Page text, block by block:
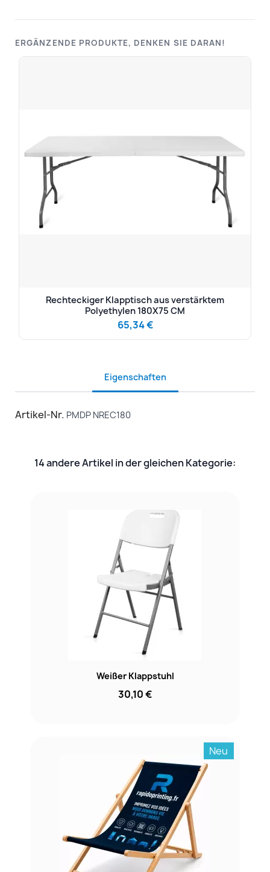
ERGÄNZENDE PRODUKTE, DENKEN SIE DARAN!
Rechteckiger Klapptisch aus verstärktem
Polyethylen 180X75 CM
65,34 €
Eigenschaften
Artikel-Nr. PMDP NREC180
14 andere Artikel in der gleichen Kategorie:
Weißer Klappstuhl
30,10 €
Neu